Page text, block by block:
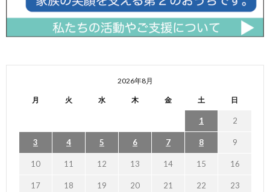
2026年8月
月 火 水 木 金 土 日
1 2
3 4 5 6 7 8 9
10 11 12 13 14 15 16
17 18 19 20 21 22 23